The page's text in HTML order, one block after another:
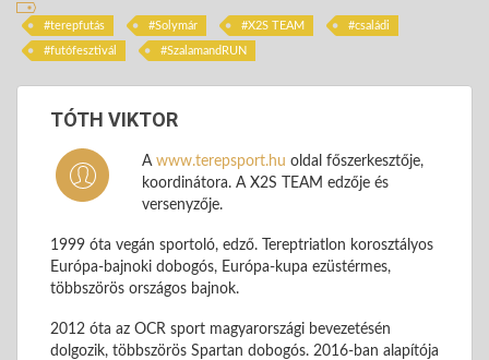
terepfutás Solymár X2S TEAM családi
futófesztivál SzalamandRUN
TÓTH VIKTOR
A www.terepsport.hu oldal főszerkesztője,
koordinátora. A X2S TEAM edzője és
versenyzője.
1999 óta vegán sportoló, edző. Tereptriatlon korosztályos
Európa-bajnoki dobogós, Európa-kupa ezüstérmes,
többszörös országos bajnok.
2012 óta az OCR sport magyarországi bevezetésén
dolgozik, többszörös Spartan dobogós. 2016-ban alapítója